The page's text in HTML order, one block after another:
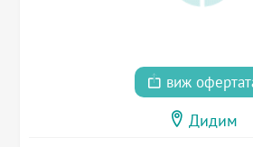
виж
Дидим